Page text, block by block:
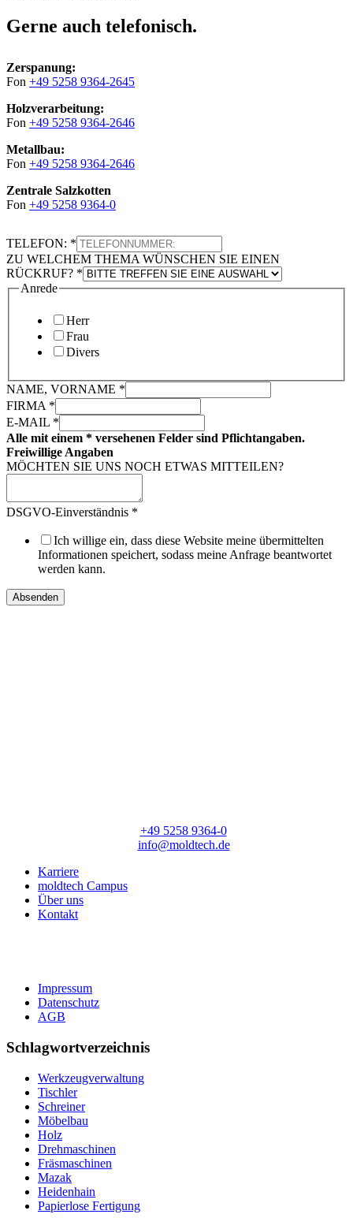
Gerne auch telefonisch.
Zerspanung:
Fon +49 5258 9364-2645
Holzverarbeitung:
Fon +49 5258 9364-2646
Metallbau:
Fon +49 5258 9364-2646
Zentrale Salzkotten
Fon +49 5258 9364-0
TELEFON: *
ZU WELCHEM THEMA WÜNSCHEN SIE EINEN
RÜCKRUF? *
Anrede
Herr
Frau
Divers
NAME, VORNAME *
FIRMA *
E-MAIL *
Alle mit einem * versehenen Felder sind Pflichtangaben.
Freiwillige Angaben
MÖCHTEN SIE UNS NOCH ETWAS MITTEILEN?
DSGVO-Einverständnis *
Ich willige ein, dass diese Website meine übermittelten
Informationen speichert, sodass meine Anfrage beantwortet
werden kann.
Absenden
+49 5258 9364-0
info@moldtech.de
Karriere
moldtech Campus
Über uns
Kontakt
Impressum
Datenschutz
AGB
Schlagwortverzeichnis
Werkzeugverwaltung
Tischler
Schreiner
Möbelbau
Holz
Drehmaschinen
Fräsmaschinen
Mazak
Heidenhain
Papierlose Fertigung